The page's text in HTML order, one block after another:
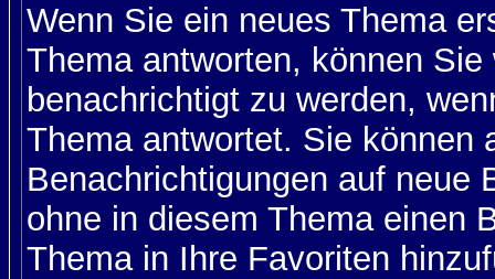
Wenn Sie ein neues Thema
Thema antworten, können
benachrichtigt zu werden,
Thema antwortet. Sie können
Benachrichtigungen auf neue
ohne in diesem Thema einen
Thema in Ihre Favoriten